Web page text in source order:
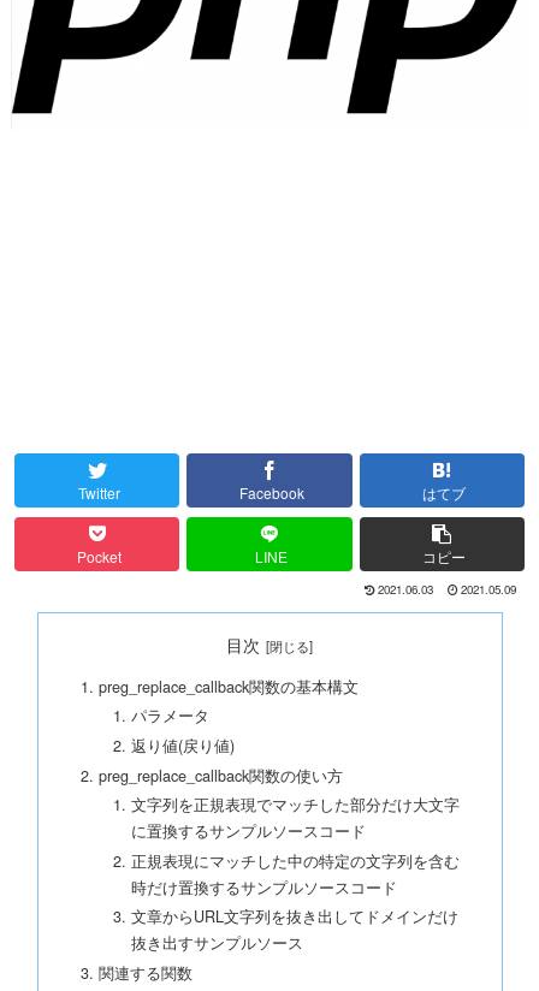
Twitter Facebook はてブ
Pocket LINE コピー
2021.06.03 2021.05.09
目次
preg_replace_callback関数の基本構文
パラメータ
返り値(戻り値)
preg_replace_callback関数の使い方
文字列を正規表現でマッチした部分だけ大文字
に置換するサンプルソースコード
正規表現にマッチした中の特定の文字列を含む
時だけ置換するサンプルソースコード
文章からURL文字列を抜き出してドメインだけ
抜き出すサンプルソース
関連する関数